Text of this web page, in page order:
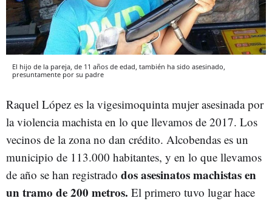
El hijo de la pareja, de 11 años de edad, también ha sido asesinado,
presuntamente por su padre
Raquel López es la vigesimoquinta mujer asesinada por
la violencia machista en lo que llevamos de 2017. Los
vecinos de la zona no dan crédito. Alcobendas es un
municipio de 113.000 habitantes, y en lo que llevamos
de año se han registrado dos asesinatos machistas en
un tramo de 200 metros. El primero tuvo lugar hace